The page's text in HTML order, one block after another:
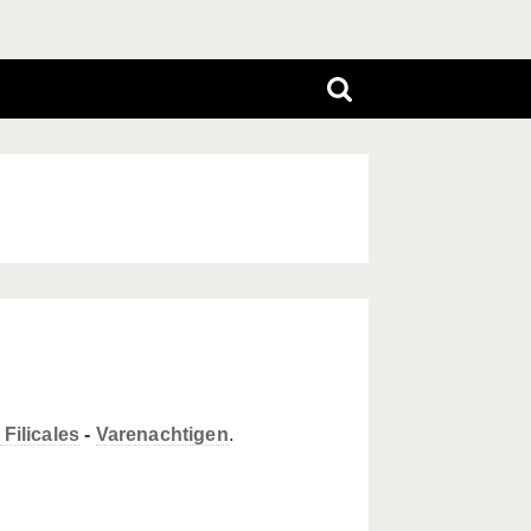
Filicales - Varenachtigen.